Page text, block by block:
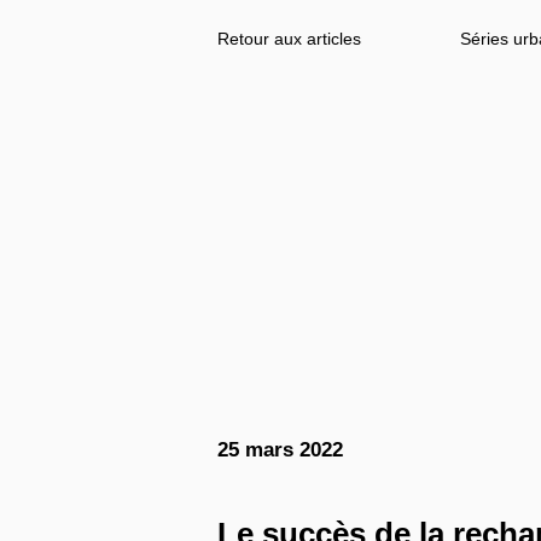
Retour aux articles Séries
25 mars 2022
Le succès de la